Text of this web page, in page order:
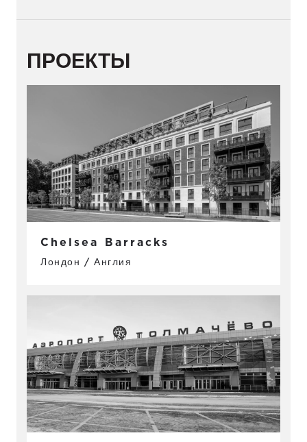
ПРОЕКТЫ
Chelsea Barracks
Лондон / Англия